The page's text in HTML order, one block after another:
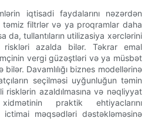
iqtisadi faydalarını nəzərdən
təmiz filtrlər və ya proqramlar daha
da, tullantıların utilizasiya xərclərini
azalda bilər. Təkrar emal
vergi güzəştləri və ya müsbət
Davamlılığı biznes modellərinə
seçilməsi uyğunluğun təmin
risklərin azaldılmasına və nəqliyyat
praktik ehtiyaclarını
məqsədləri dəstəkləməsinə